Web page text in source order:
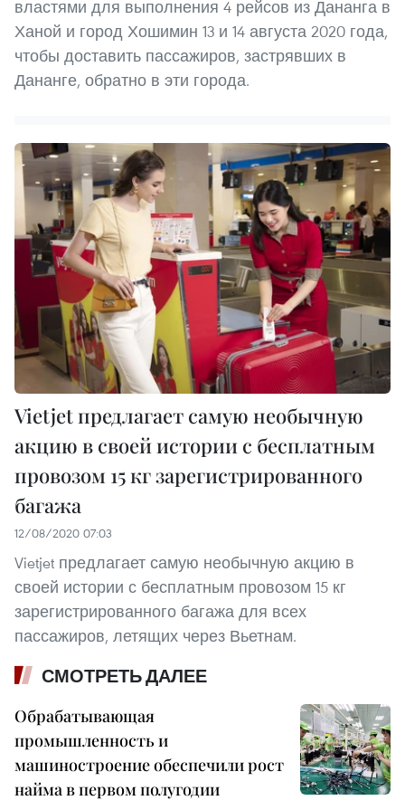
властями для выполнения 4 рейсов из Дананга в
Ханой и город Хошимин 13 и 14 августа 2020 года,
чтобы доставить пассажиров, застрявших в
Дананге, обратно в эти города.
Vietjet предлагает самую необычную
акцию в своей истории с бесплатным
провозом 15 кг зарегистрированного
багажа
12/08/2020 07:03
Vietjet предлагает самую необычную акцию в
своей истории с бесплатным провозом 15 кг
зарегистрированного багажа для всех
пассажиров, летящих через Вьетнам.
СМОТРЕТЬ ДАЛЕЕ
Обрабатывающая
промышленность и
машиностроение обеспечили рост
найма в первом полугодии